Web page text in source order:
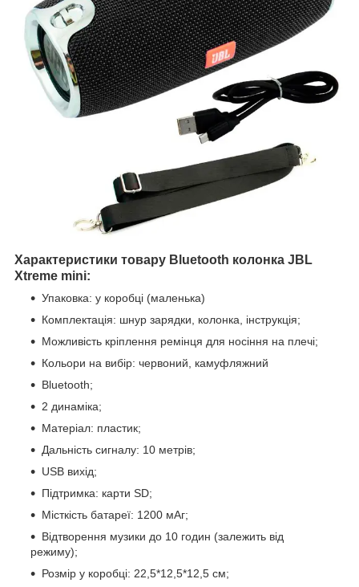
Характеристики товару Bluetooth колонка JBL
Xtreme mini:
Упаковка: у коробці (маленька)
Комплектація: шнур зарядки, колонка, інструкція;
Можливість кріплення ремінця для носіння на плечі;
Кольори на вибір: червоний, камуфляжний
Bluеtooth;
2 динаміка;
Матеріал: пластик;
Дальність сигналу: 10 метрів;
USB вихід;
Підтримка: карти SD;
Місткість батареї: 1200 мАг;
Відтворення музики до 10 годин (залежить від
режиму);
Розмір у коробці: 22,5*12,5*12,5 см;